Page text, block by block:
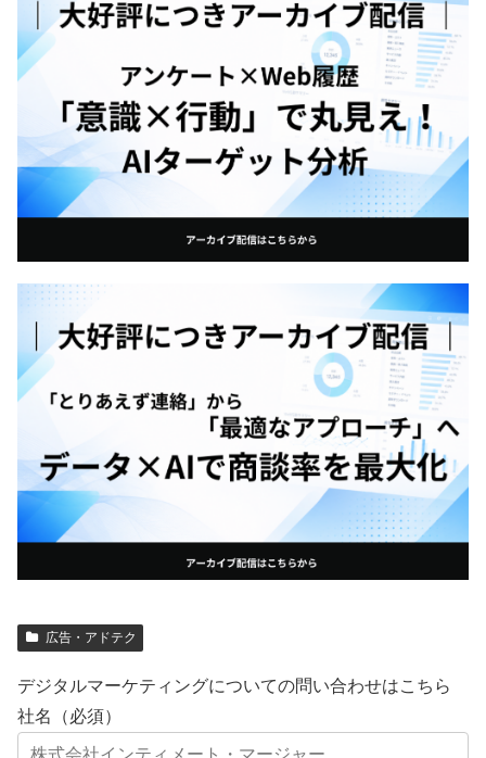
広告・アドテク
デジタルマーケティングについての問い合わせはこちら
社名（必須）